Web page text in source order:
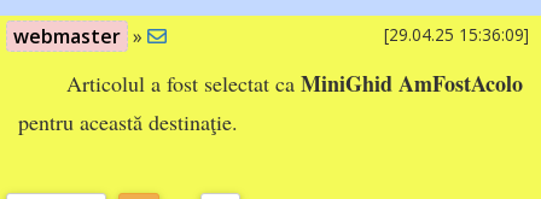
webmaster [29.04.25 15:36:09]
»
Articolul a fost selectat ca MiniGhid AmFostAcolo
pentru această destinaţie.